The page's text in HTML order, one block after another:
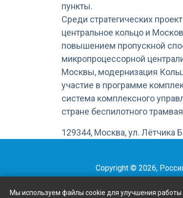
пункты.
Среди стратегических
центральное кольцо и
повышением пропускной
микропроцессорной
Москвы, модернизация
участие в программе
система комплексного
стране беспилотного
129344, Москва, ул. Лётчика
Copyright © 2026,
Мы используем файлы cookie для улучшения работы